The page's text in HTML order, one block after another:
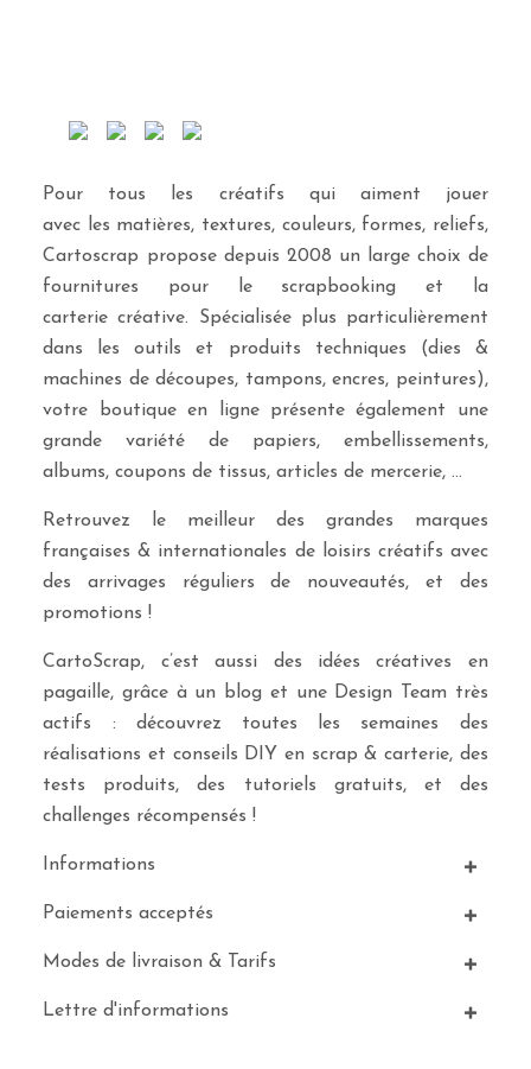
Pour tous les créatifs qui aiment jouer
avec les matières, textures, couleurs, formes, reliefs,
Cartoscrap propose depuis 2008 un large choix de
fournitures pour le scrapbooking et la
carterie créative. Spécialisée plus particulièrement
dans les outils et produits techniques (dies &
machines de découpes, tampons, encres, peintures),
votre boutique en ligne présente également une
grande variété de papiers, embellissements,
albums, coupons de tissus, articles de mercerie, …
Retrouvez le meilleur des grandes marques
françaises & internationales de loisirs créatifs avec
des arrivages réguliers de nouveautés, et des
promotions !
CartoScrap, c’est aussi des idées créatives en
pagaille, grâce à un blog et une Design Team très
actifs : découvrez toutes les semaines des
réalisations et conseils DIY en scrap & carterie, des
tests produits, des tutoriels gratuits, et des
challenges récompensés !
Informations
Paiements acceptés
Modes de livraison & Tarifs
Lettre d'informations